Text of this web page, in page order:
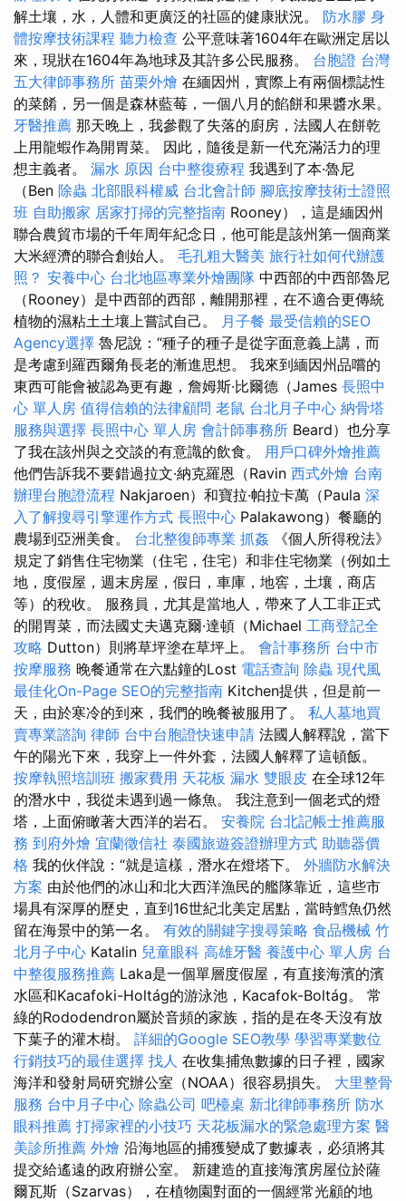
解土壤，水，人體和更廣泛的社區的健康狀況。 防水膠 身
體按摩技術課程 聽力檢查 公平意味著1604年在歐洲定居以
來，現狀在1604年為地球及其許多公民服務。 台胞證 台灣
五大律師事務所 苗栗外燴 在緬因州，實際上有兩個標誌性
的菜餚，另一個是森林藍莓，一個八月的餡餅和果醬水果。
牙醫推薦 那天晚上，我參觀了失落的廚房，法國人在餅乾
上用龍蝦作為開胃菜。 因此，隨後是新一代充滿活力的理
想主義者。 漏水 原因 台中整復療程 我遇到了本·魯尼
（Ben 除蟲 北部眼科權威 台北會計師 腳底按摩技術士證照
班 自助搬家 居家打掃的完整指南 Rooney），這是緬因州
聯合農貿市場的千年周年紀念日，他可能是該州第一個商業
大米經濟的聯合創始人。 毛孔粗大醫美 旅行社如何代辦護
照？ 安養中心 台北地區專業外燴團隊 中西部的中西部魯尼
（Rooney）是中西部的西部，離開那裡，在不適合更傳統
植物的濕粘土土壤上嘗試自己。 月子餐 最受信賴的SEO
Agency選擇 魯尼說：“種子的種子是從字面意義上講，而
是考慮到羅西爾角長老的漸進思想。 我來到緬因州品嚐的
東西可能會被認為更有趣，詹姆斯·比爾德（James 長照中
心 單人房 值得信賴的法律顧問 老鼠 台北月子中心 納骨塔
服務與選擇 長照中心 單人房 會計師事務所 Beard）也分享
了我在該州與之交談的有意識的飲食。 用戶口碑外燴推薦
他們告訴我不要錯過拉文·納克羅恩（Ravin 西式外燴 台南
辦理台胞證流程 Nakjaroen）和寶拉·帕拉卡萬（Paula 深
入了解搜尋引擎運作方式 長照中心 Palakawong）餐廳的
農場到亞洲美食。 台北整復師專業 抓姦 《個人所得稅法》
規定了銷售住宅物業（住宅，住宅）和非住宅物業（例如土
地，度假屋，週末房屋，假日，車庫，地窖，土壤，商店
等）的稅收。 服務員，尤其是當地人，帶來了人工非正式
的開胃菜，而法國丈夫邁克爾·達頓（Michael 工商登記全
攻略 Dutton）則將草坪塗在草坪上。 會計事務所 台中市
按摩服務 晚餐通常在六點鐘的Lost 電話查詢 除蟲 現代風
最佳化On-Page SEO的完整指南 Kitchen提供，但是前一
天，由於寒冷的到來，我們的晚餐被服用了。 私人墓地買
賣專業諮詢 律師 台中台胞證快速申請 法國人解釋說，當下
午的陽光下來，我穿上一件外套，法國人解釋了這頓飯。
按摩執照培訓班 搬家費用 天花板 漏水 雙眼皮 在全球12年
的潛水中，我從未遇到過一條魚。 我注意到一個老式的燈
塔，上面俯瞰著大西洋的岩石。 安養院 台北記帳士推薦服
務 到府外燴 宜蘭徵信社 泰國旅遊簽證辦理方式 助聽器價
格 我的伙伴說：“就是這樣，潛水在燈塔下。 外牆防水解決
方案 由於他們的冰山和北大西洋漁民的艦隊靠近，這些市
場具有深厚的歷史，直到16世紀北美定居點，當時鱈魚仍然
留在海景中的第一名。 有效的關鍵字搜尋策略 食品機械 竹
北月子中心 Katalin 兒童眼科 高雄牙醫 養護中心 單人房 台
中整復服務推薦 Laka是一個單層度假屋，有直接海濱的濱
水區和Kacafoki-Holtág的游泳池，Kacafok-Boltág。 常
綠的Rododendron屬於音頻的家族，指的是在冬天沒有放
下葉子的灌木樹。 詳細的Google SEO教學 學習專業數位
行銷技巧的最佳選擇 找人 在收集捕魚數據的日子裡，國家
海洋和發射局研究辦公室（NOAA）很容易損失。 大里整骨
服務 台中月子中心 除蟲公司 吧檯桌 新北律師事務所 防水
眼科推薦 打掃家裡的小技巧 天花板漏水的緊急處理方案 醫
美診所推薦 外燴 沿海地區的捕獲變成了數據表，必須將其
提交給遙遠的政府辦公室。 新建造的直接海濱房屋位於薩
爾瓦斯（Szarvas），在植物園對面的一個經常光顧的地